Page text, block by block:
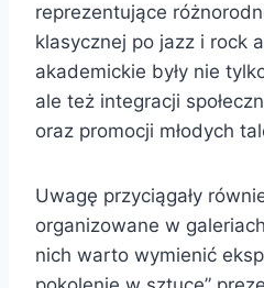
reprezentujące
klasycznej po jazz i rock
akademickie były nie
ale też integracji
oraz promocji młodych
Uwagę przyciągały
organizowane w
nich warto wymienić